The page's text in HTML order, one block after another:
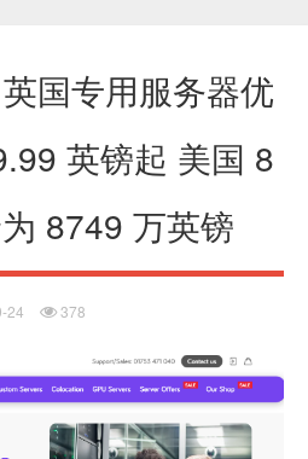
国专用服务器优
英镑起 美国 8
8749 万英镑
24 378